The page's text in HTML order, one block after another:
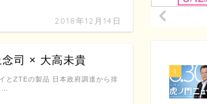
2018年12月14日
司 × 大高未貴
とZTEの製品 日本政府調達から排
1